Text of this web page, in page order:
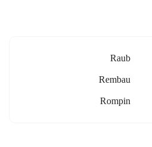
Raub
Rembau
Rompin